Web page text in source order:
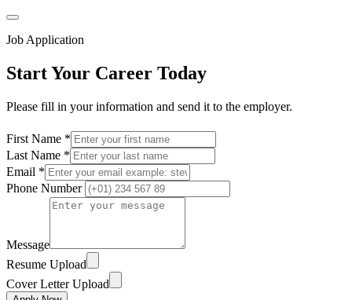
Job Application
Start Your Career Today
Please fill in your information and send it to the employer.
First Name *
Last Name *
Email *
Phone Number
Message
Resume Upload
Cover Letter Upload